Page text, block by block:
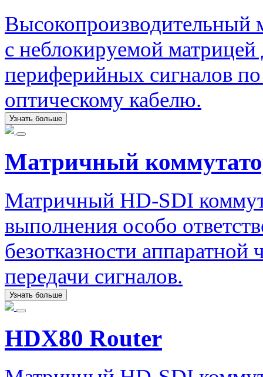
Высокопроизводительный
с неблокируемой
периферийных сигналов
оптическому кабелю.
Узнать больше
Матричный
Матричный HD-SDI
выполнения особо
безотказности аппаратной
передачи сигналов.
Узнать больше
HDX80 Router